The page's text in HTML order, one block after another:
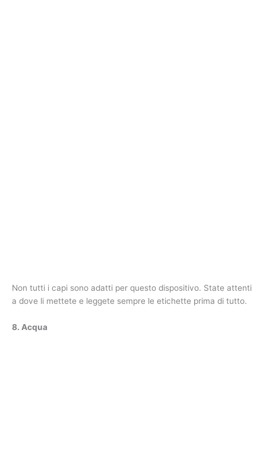
Non tutti i capi sono adatti per questo dispositivo. State attenti
a dove li mettete e leggete sempre le etichette prima di tutto.
8. Acqua